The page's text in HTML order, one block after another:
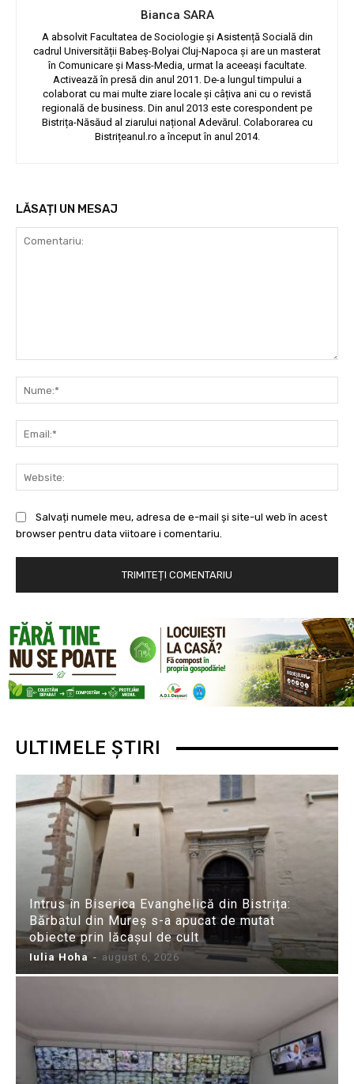
Bianca SARA
A absolvit Facultatea de Sociologie și Asistență Socială din
cadrul Universității Babeș-Bolyai Cluj-Napoca și are un masterat
în Comunicare și Mass-Media, urmat la aceeași facultate.
Activează în presă din anul 2011. De-a lungul timpului a
colaborat cu mai multe ziare locale și câțiva ani cu o revistă
regională de business. Din anul 2013 este corespondent pe
Bistrița-Năsăud al ziarului național Adevărul. Colaborarea cu
Bistrițeanul.ro a început în anul 2014.
LĂSAȚI UN MESAJ
Salvați numele meu, adresa de e-mail și site-ul web în acest
browser pentru data viitoare i comentariu.
ULTIMELE ȘTIRI
Intrus în Biserica Evanghelică din Bistrița:
Bărbatul din Mureș s-a apucat de mutat
obiecte prin lăcașul de cult
Iulia Hoha - august 6, 2026